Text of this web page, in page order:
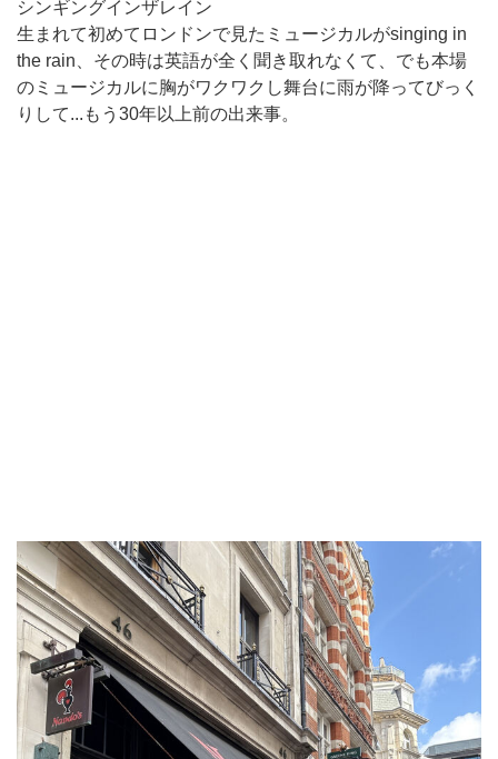
シンギングインザレイン
生まれて初めてロンドンで見たミュージカルがsinging in
the rain、その時は英語が全く聞き取れなくて、でも本場
のミュージカルに胸がワクワクし舞台に雨が降ってびっく
りして...もう30年以上前の出来事。